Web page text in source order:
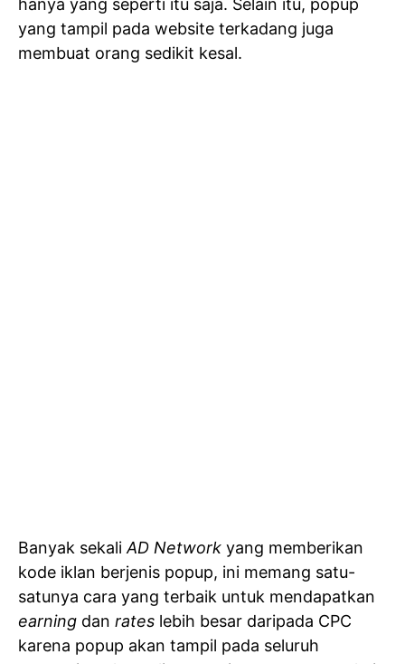
hanya yang seperti itu saja. Selain itu, popup
yang tampil pada website terkadang juga
membuat orang sedikit kesal.
Banyak sekali AD Network yang memberikan
kode iklan berjenis popup, ini memang satu-
satunya cara yang terbaik untuk mendapatkan
earning dan rates lebih besar daripada CPC
karena popup akan tampil pada seluruh